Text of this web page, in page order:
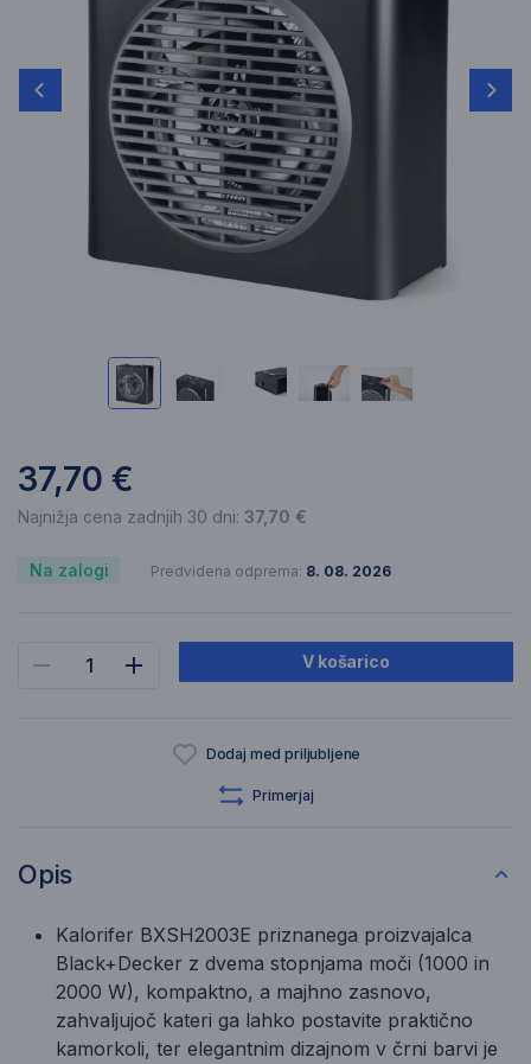
37,70 €
Najnižja cena zadnjih 30 dni: 37,70 €
Na zalogi Predvidena odprema: 8. 08. 2026
V košarico
Dodaj med priljubljene
Primerjaj
Opis
Kalorifer BXSH2003E priznanega proizvajalca
Black+Decker z dvema stopnjama moči (1000 in
2000 W), kompaktno, a majhno zasnovo,
zahvaljujoč kateri ga lahko postavite praktično
kamorkoli, ter elegantnim dizajnom v črni barvi je